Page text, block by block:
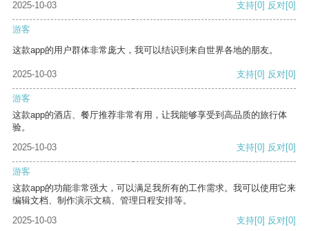
2025-10-03
支持[0] 反对[0]
游客
这款app的用户群体非常庞大，我可以结识到来自世界各地的朋友。
2025-10-03 支持[0] 反对[0]
游客
这款app的酒店、餐厅推荐非常有用，让我能够享受到高品质的旅行体
验。
2025-10-03
支持[0] 反对[0]
游客
这款app的功能非常强大，可以满足我所有的工作需求。我可以使用它来
编辑文档、制作演示文稿、管理日程安排等。
2025-10-03
支持[0] 反对[0]